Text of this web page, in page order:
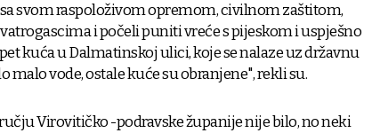
svom raspoloživom opremom, civilnom zaštitom,
i počeli puniti vreće s pijeskom i uspješno
kuća u Dalmatinskoj ulici, koje se nalaze uz državnu
malo vode, ostale kuće su obranjene", rekli su.
Virovitičko -podravske županije nije bilo, no neki